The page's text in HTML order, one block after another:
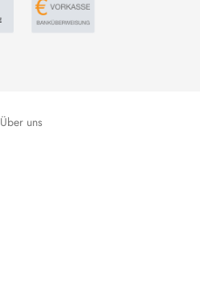
Über uns